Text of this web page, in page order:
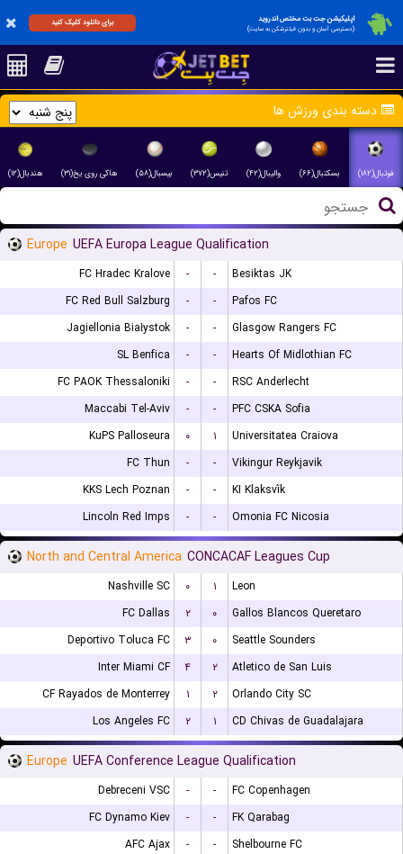
اپلیکیشن جت بت مختص اندروید
(دسترسی آسان و بدون فیلترشکن به سایت)
برای دانلود کلیک کنید
دسته بندی ورزش ها
فوتبال(۱۸۲) بسکتبال(۶۶) والیبال(۴۲) تنیس(۳۷۲) بیسبال(۵۸) هاکی روی یخ(۳۱) هندبال(۱۲)
Europe UEFA Europa League Qualification
FC Hradec Kralove - -
Besiktas JK
FC Red Bull Salzburg
- -
Pafos FC
Jagiellonia Białystok
- -
Glasgow Rangers FC
SL Benfica
- -
Hearts Of Midlothian FC
FC PAOK Thessaloniki
- -
RSC Anderlecht
Maccabi Tel-Aviv
- -
PFC CSKA Sofia
KuPS Palloseura
۰ ۱
Universitatea Craiova
FC Thun
- -
Vikingur Reykjavik
KKS Lech Poznan
- -
KI Klaksvík
Lincoln Red Imps
- - Omonia FC Nicosia
North and Central America CONCACAF Leagues Cup
Nashville SC ۰ ۱
Leon
FC Dallas
۲ ۰
Gallos Blancos Queretaro
Deportivo Toluca FC
۳ ۰
Seattle Sounders
Inter Miami CF
۴ ۲
Atletico de San Luis
CF Rayados de Monterrey
۱ ۲
Orlando City SC
Los Angeles FC
۲ ۱ CD Chivas de Guadalajara
Europe UEFA Conference League Qualification
Debreceni VSC - -
FC Copenhagen
FC Dynamo Kiev
- -
FK Qarabag
AFC Ajax
- -
Shelbourne FC